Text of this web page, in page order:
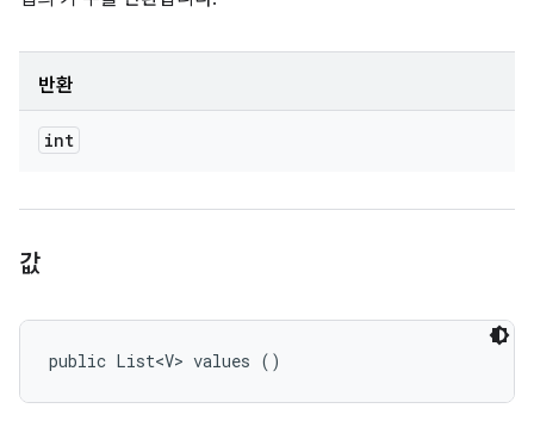
반환
int
값
public List<V> values ()